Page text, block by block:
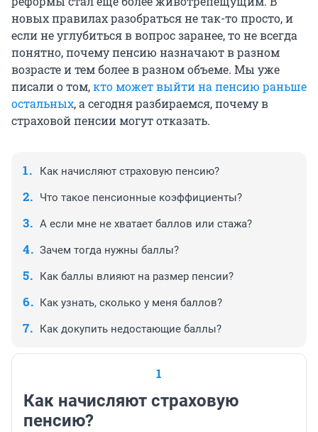
новых правилах разобраться не так-то просто, и
если не углубиться в вопрос заранее, то не всегда
понятно, почему пенсию назначают в разном
возрасте и тем более в разном объеме. Мы уже
писали о том,кто может выйти на пенсию раньше
остальных, а сегодня разбираемся, почему в
страховой пенсии могут отказать.
Как начисляют страховую пенсию?
Что такое пенсионные коэффициенты?
А если мне не хватает баллов или стажа?
Зачем тогда нужны баллы?
Как баллы влияют на размер пенсии?
Как узнать, сколько у меня баллов?
Как докупить недостающие баллы?
1
Как начисляют страховую
пенсию?